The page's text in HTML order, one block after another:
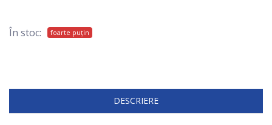
În stoc: foarte puțin
DESCRIERE